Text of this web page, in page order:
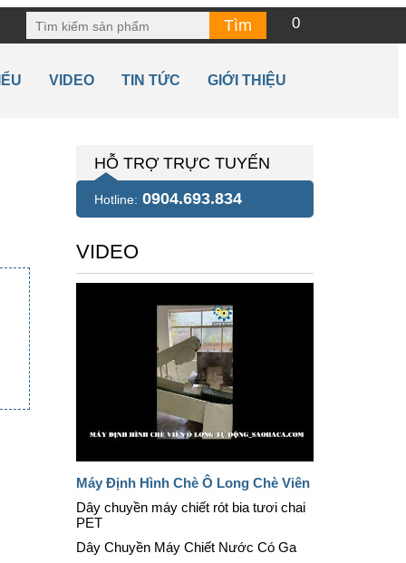
0
VIDEO TIN TỨC GIỚI THIỆU
HỖ TRỢ TRỰC TUYẾN
Hotline: 0904.693.834
VIDEO
Máy Định Hình Chè Ô Long Chè Viên
Dây chuyền máy chiết rót bia tươi chai
PET
Dây Chuyền Máy Chiết Nước Có Ga